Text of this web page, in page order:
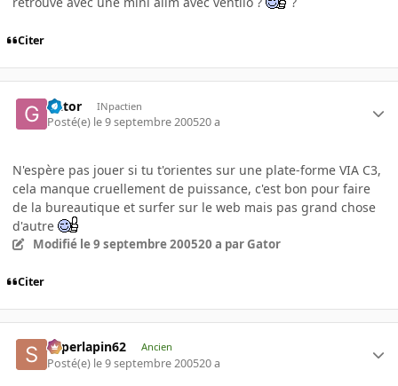
Citer
Gator INpactien
Posté(e) le 9 septembre 200520 a
N'espère pas jouer si tu t'orientes sur une plate-forme VIA C3,
cela manque cruellement de puissance, c'est bon pour faire
de la bureautique et surfer sur le web mais pas grand chose
d'autre
Modifié le 9 septembre 200520 a par Gator
Citer
superlapin62 Ancien
Posté(e) le 9 septembre 200520 a